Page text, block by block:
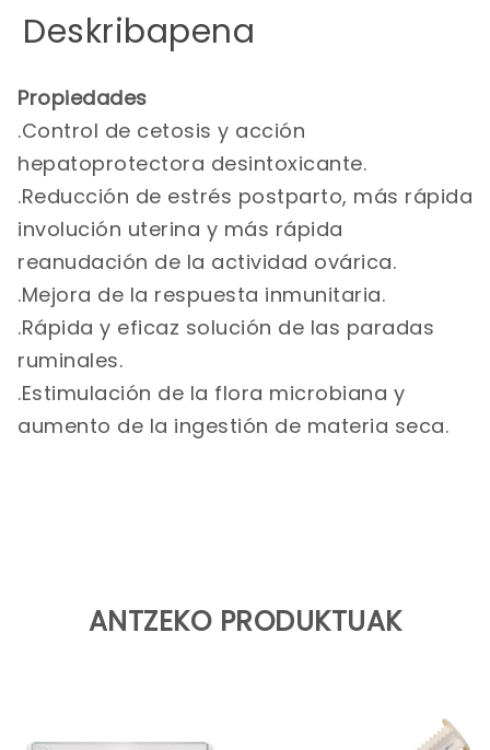
Deskribapena
Propiedades
.Control de cetosis y acción
hepatoprotectora desintoxicante.
.Reducción de estrés postparto, más rápida
involución uterina y más rápida
reanudación de la actividad ovárica.
.Mejora de la respuesta inmunitaria.
.Rápida y eficaz solución de las paradas
ruminales.
.Estimulación de la flora microbiana y
aumento de la ingestión de materia seca.
ANTZEKO PRODUKTUAK